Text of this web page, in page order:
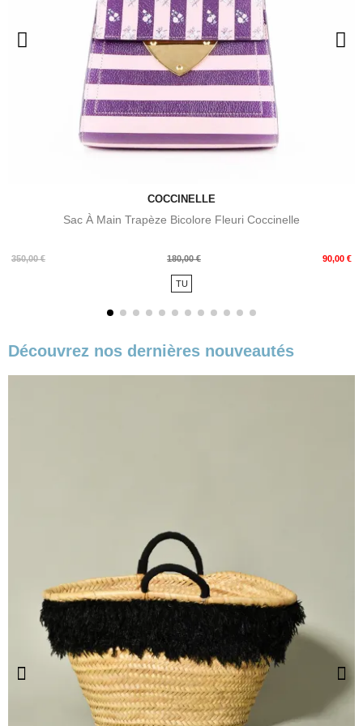
COCCINELLE
Sac À Main Trapèze Bicolore Fleuri Coccinelle
350,00 €
Prix
180,00 € 90,00 €
Prix
TU
Découvrez nos dernières nouveautés